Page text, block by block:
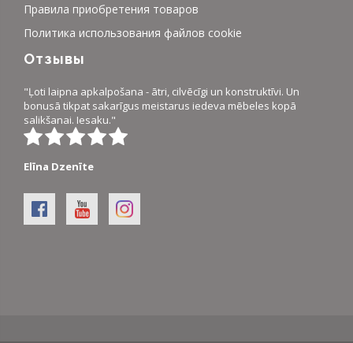
Правила приобретения товаров
Политика использования файлов cookie
Отзывы
"Ļoti laipna apkalpošana - ātri, cilvēcīgi un konstruktīvi. Un
bonusā tikpat sakarīgus meistarus iedeva mēbeles kopā
salikšanai. Iesaku."
Elīna Dzenīte